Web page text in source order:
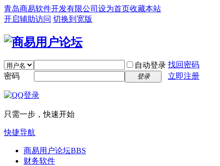
青岛商易软件开发有限公司 设为首页收藏本站
开启辅助访问 切换到宽版
自动登录 找回密码
密码
登录 立即注册
只需一步，快速开始
快捷导航
商易用户论坛BBS
财务软件